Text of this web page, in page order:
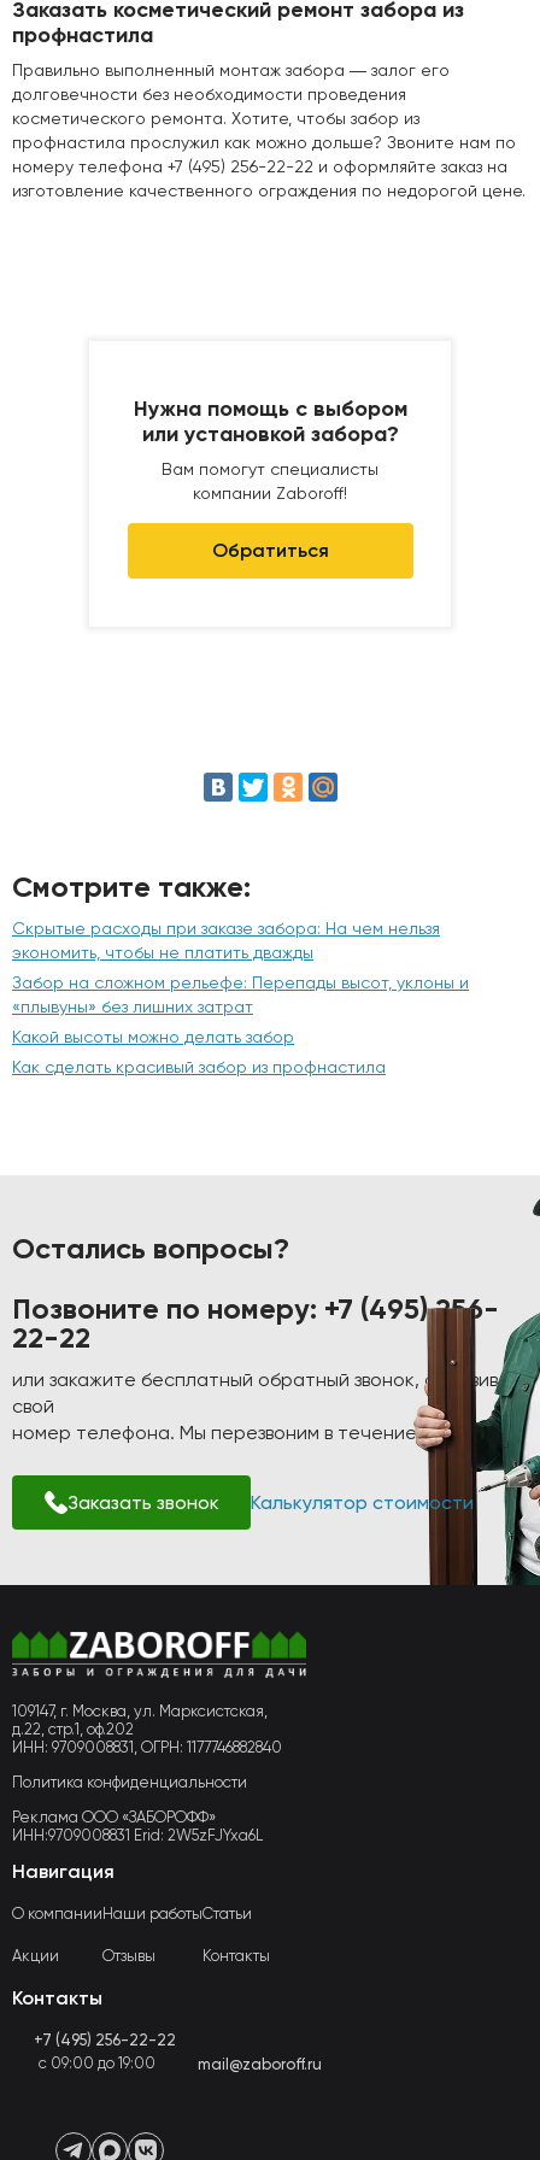
Заказать косметический ремонт забора из
профнастила
Правильно выполненный монтаж забора ― залог его
долговечности без необходимости проведения
косметического ремонта. Хотите, чтобы забор из
профнастила прослужил как можно дольше? Звоните нам по
номеру телефона +7 (495) 256-22-22 и оформляйте заказ на
изготовление качественного ограждения по недорогой цене.
Нужна помощь с выбором
или установкой забора?
Вам помогут специалисты
компании Zaboroff!
Обратиться
Смотрите также:
Скрытые расходы при заказе забора: На чем нельзя
экономить, чтобы не платить дважды
Забор на сложном рельефе: Перепады высот, уклоны и
«плывуны» без лишних затрат
Какой высоты можно делать забор
Как сделать красивый забор из профнастила
Остались вопросы?
Позвоните по номеру: +7 (495) 256-
22-22
или закажите бесплатный обратный звонок, оставив
свой
номер телефона. Мы перезвоним в течение 1-2 минут!
Заказать звонок Калькулятор стоимости
109147, г. Москва, ул. Марксистская,
д.22, стр.1, оф.202
ИНН: 9709008831, ОГРН: 1177746882840
Политика конфиденциальности
Реклама ООО «ЗАБОРОФФ»
ИНН:9709008831 Erid: 2W5zFJYxa6L
Навигация
О компании
Акции
Наши работы
Отзывы
Статьи
Контакты
Контакты
+7 (495) 256-22-22
с 09:00 до 19:00
mail@zaboroff.ru